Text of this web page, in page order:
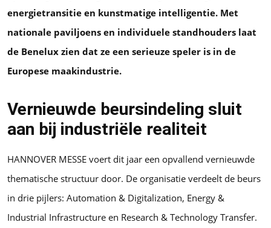
energietransitie en kunstmatige intelligentie. Met
nationale paviljoens en individuele standhouders laat
de Benelux zien dat ze een serieuze speler is in de
Europese maakindustrie.
Vernieuwde beursindeling sluit
aan bij industriële realiteit
HANNOVER MESSE voert dit jaar een opvallend vernieuwde
thematische structuur door. De organisatie verdeelt de beurs
in drie pijlers: Automation & Digitalization, Energy &
Industrial Infrastructure en Research & Technology Transfer.